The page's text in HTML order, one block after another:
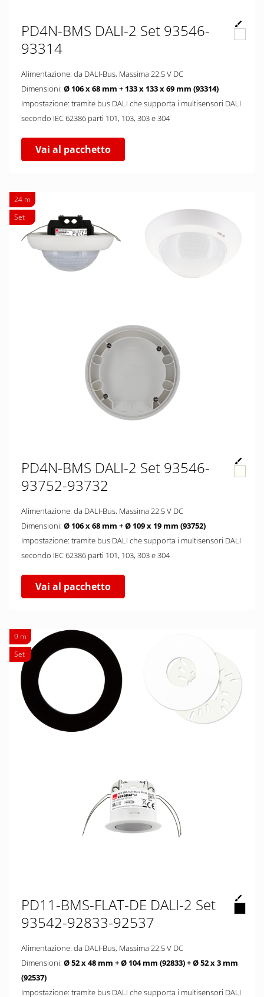
PD4N-BMS DALI-2 Set 93546-
93314
Alimentazione: da DALI-Bus, Massima 22.5 V DC
Dimensioni: Ø 106 x 68 mm + 133 x 133 x 69 mm (93314)
Impostazione: tramite bus DALI che supporta i multisensori DALI
secondo IEC 62386 parti 101, 103, 303 e 304
Vai al pacchetto
24 m
Set
PD4N-BMS DALI-2 Set 93546-
93752-93732
Alimentazione: da DALI-Bus, Massima 22.5 V DC
Dimensioni: Ø 106 x 68 mm + Ø 109 x 19 mm (93752)
Impostazione: tramite bus DALI che supporta i multisensori DALI
secondo IEC 62386 parti 101, 103, 303 e 304
Vai al pacchetto
9 m
Set
PD11-BMS-FLAT-DE DALI-2 Set
93542-92833-92537
Alimentazione: da DALI-Bus, Massima 22.5 V DC
Dimensioni: Ø 52 x 48 mm + Ø 104 mm (92833)+ Ø 52 x 3 mm
(92537)
Impostazione: tramite bus DALI che supporta i multisensori DALI